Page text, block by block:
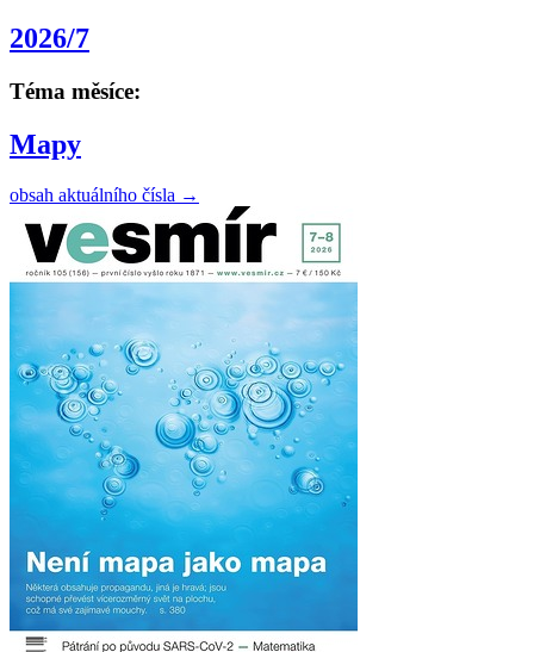
2026/7
Téma měsíce:
Mapy
obsah aktuálního čísla →